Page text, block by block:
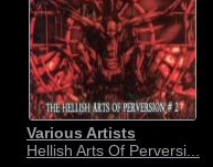
Various Artists
Hellish Arts Of Perversi...